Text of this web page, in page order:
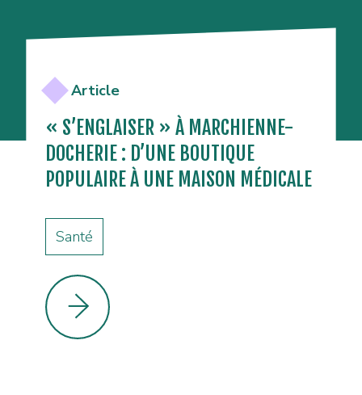
Article
« S’ENGLAISER » À MARCHIENNE-
DOCHERIE : D’UNE BOUTIQUE
POPULAIRE À UNE MAISON MÉDICALE
Santé